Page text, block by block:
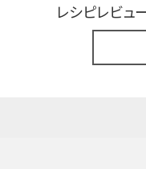
レシピレビュ